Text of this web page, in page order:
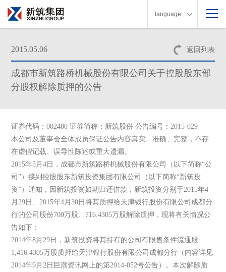
language
返回列表
2015.05.06
成都市新筑路桥机械股份有限公司关于控股股东部
分股权解除质押的公告
证券代码：002480 证券简称：新筑股份 公告编号：2015-029
本公司及董事会全体成员保证公告内容真实、准确、完整，不存
在虚假记载、误导性陈述或重大遗漏。
2015年5月4日，成都市新筑路桥机械股份有限公司（以下简称“公
司”）接到控股股东新筑投资集团有限公司（以下简称“新筑投
资”）通知，因新筑投资如期归还借款，新筑投资分别于2015年4
月29日、2015年4月30日将其质押给天津银行股份有限公司成都分
行的公司股份700万股、716.4305万股解除质押，现将有关情况公
告如下：
2014年8月29日，新筑投资将其持有的公司有限售条件流通股
1,416.4305万股质押给天津银行股份有限公司成都分行（内容详见
2014年9月2日巨潮资讯网上的第2014-052号公告）。本次解除质